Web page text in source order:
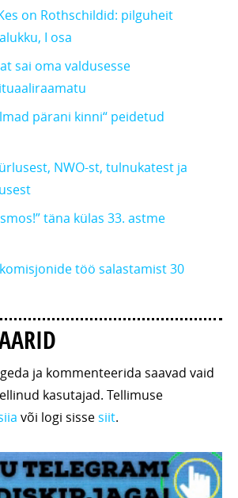
on Rothschildid: pilguheit
I osa
sai oma valdusesse
pärani kinni“ peidetud
NWO-st, tulnukatest ja
täna külas 33. astme
töö salastamist 30
ja kommenteerida saavad vaid
kasutajad. Tellimuse
või logi sissesiit.